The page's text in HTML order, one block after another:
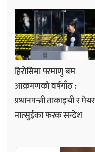
हिरोसिमा परमाणु बम
आक्रमणको वर्षगाँठ :
प्रधानमन्त्री ताकाइची र मेयर
मात्सुईका फरक सन्देश